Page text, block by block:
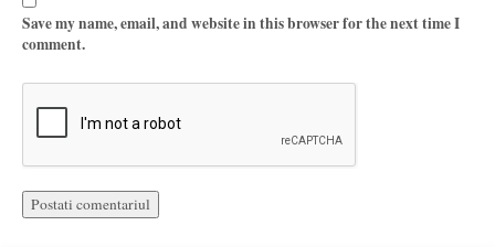
Save my name, email, and website in this browser for the next time I
comment.